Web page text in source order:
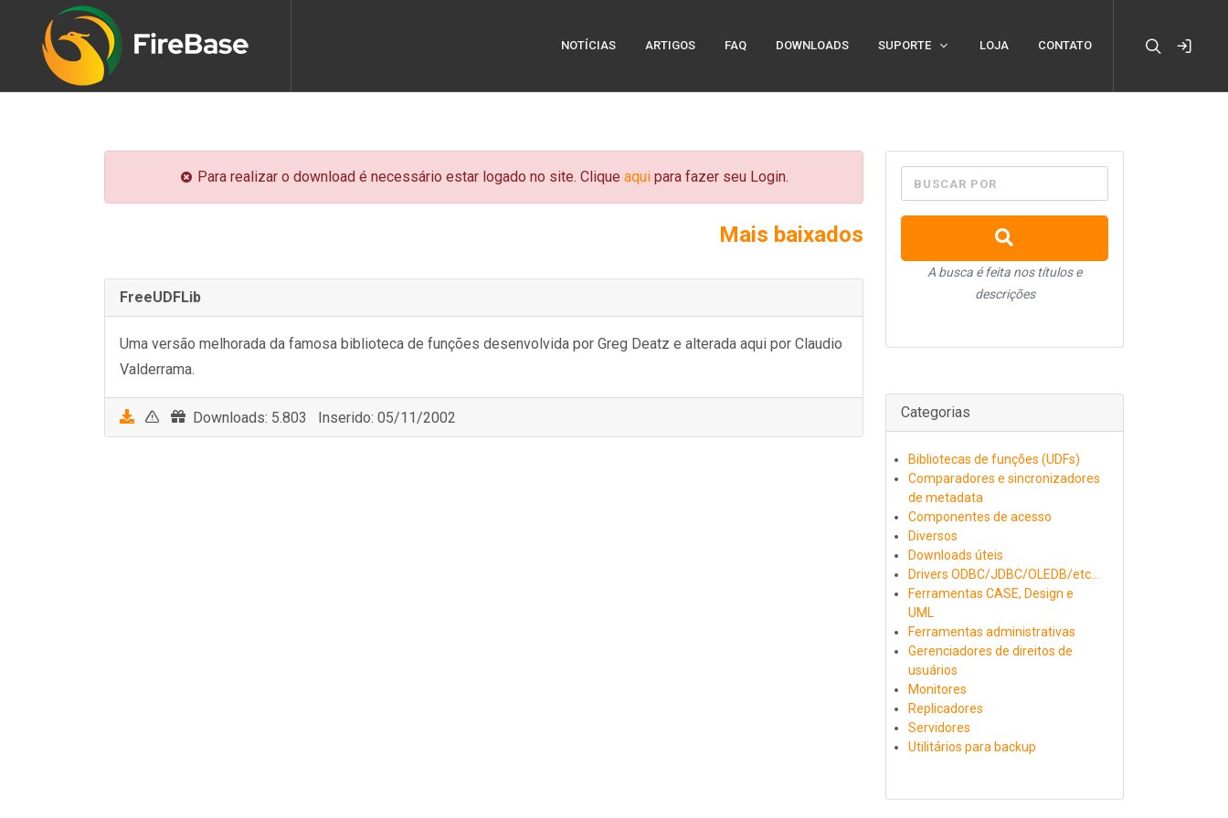
NOTÍCIAS ARTIGOS FAQ DOWNLOADS SUPORTE LOJA CONTATO
Para realizar o download é necessário estar logado no site. Clique aquipara fazer seu Login.
Mais baixados
FreeUDFLib
Uma versão melhorada da famosa biblioteca de funções desenvolvida por Greg Deatz e alterada aqui por Claudio
Valderrama.
Downloads: 5.803 Inserido: 05/11/2002
BUSCAR POR
A busca é feita nos títulos e
descrições
Categorias
Bibliotecas de funções (UDFs)
Comparadores e sincronizadores
de metadata
Componentes de acesso
Diversos
Downloads úteis
Drivers ODBC/JDBC/OLEDB/etc...
Ferramentas CASE, Design e
UML
Ferramentas administrativas
Gerenciadores de direitos de
usuários
Monitores
Replicadores
Servidores
Utilitários para backup